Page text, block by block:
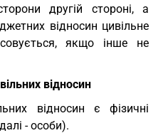
другій стороні, а
відносин цивільне
якщо інше не
відносин
відносин є фізичні
- особи).